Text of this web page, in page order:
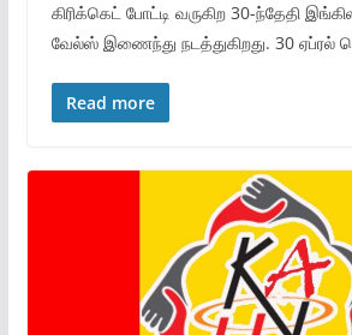
கிரிக்கெட் போட்டி வருகிற 30-ந்தேதி
வேல்ஸ் இணைந்து நடத்துகிறது. 30 ஏப்ரல்
Read more